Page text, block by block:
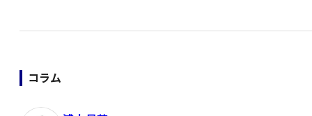
コラム